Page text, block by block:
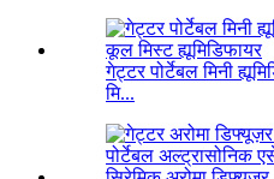
गेट्टर पोर्टेबल मिनी
मि...